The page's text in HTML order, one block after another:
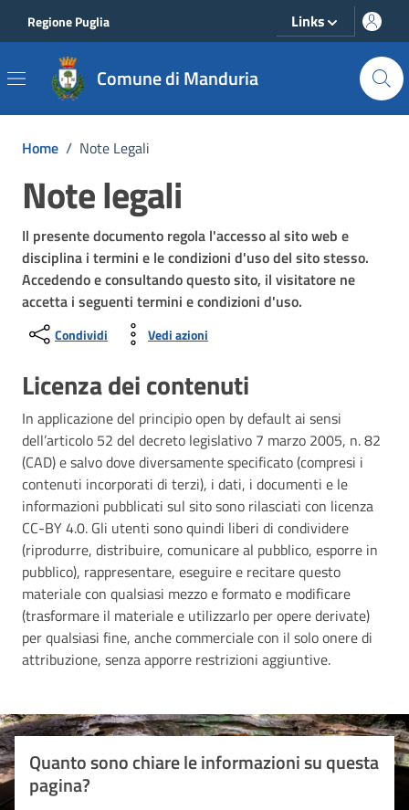
Regione Puglia Links
Comune di Manduria
Home / Note Legali
Note legali
Il presente documento regola l'accesso al sito web e
disciplina i termini e le condizioni d'uso del sito stesso.
Accedendo e consultando questo sito, il visitatore ne
accetta i seguenti termini e condizioni d'uso.
Condividi Vedi azioni
Licenza dei contenuti
In applicazione del principio open by default ai sensi
dell’articolo 52 del decreto legislativo 7 marzo 2005, n. 82
(CAD) e salvo dove diversamente specificato (compresi i
contenuti incorporati di terzi), i dati, i documenti e le
informazioni pubblicati sul sito sono rilasciati con licenza
CC-BY 4.0. Gli utenti sono quindi liberi di condividere
(riprodurre, distribuire, comunicare al pubblico, esporre in
pubblico), rappresentare, eseguire e recitare questo
materiale con qualsiasi mezzo e formato e modificare
(trasformare il materiale e utilizzarlo per opere derivate)
per qualsiasi fine, anche commerciale con il solo onere di
attribuzione, senza apporre restrizioni aggiuntive.
Quanto sono chiare le informazioni su questa
pagina?